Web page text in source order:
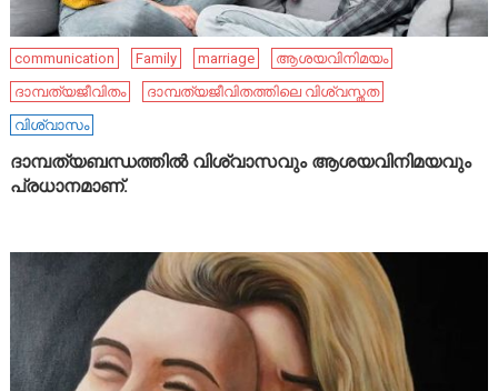
communication Family marriage
ആശയവിനിമയം
ദാമ്പത്യജീവിതം
ദാമ്പത്യജീവിതത്തിലെ വിശ്വസ്തത
വിശ്വാസം
ദാമ്പത്യബന്ധത്തിൽ വിശ്വാസവും ആശയവിനിമയവും
പ്രധാനമാണ്.